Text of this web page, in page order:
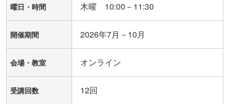
曜日・時間 木曜 10:00－11:30
開催期間 2026年7月－10月
会場・教室 オンライン
受講回数 12回